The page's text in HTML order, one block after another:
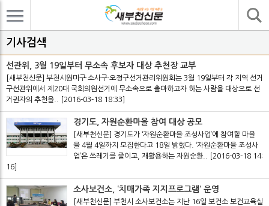
기사검색
선관위, 3월 19일부터 무소속 후보자 대상 추천장 교부
[새부천신문] 부천시원미구·소사구·오정구선거관리위원회는 3월 19일부터 각 지역 선거
구선관위에서 제20대 국회의원선거에 무소속으로 출마하고자 하는 사람을 대상으로 선
거권자의 추천을..
[2016-03-18 18:33]
경기도, 자원순환마을 참여 대상 공모
[새부천신문] 경기도가 ‘자원순환마을 조성사업’에 참여할 마을
을 4월 4일까지 모집한다고 18일 밝혔다. ‘자원순환마을 조성사
업’은 쓰레기를 줄이고, 재활용하는 자원순환..
[2016-03-18 14:
16]
소사보건소, ‘치매가족 지지프로그램’ 운영
[새부천신문] 부천시 소사보건소는 지난 16일 보건소 보건교육실